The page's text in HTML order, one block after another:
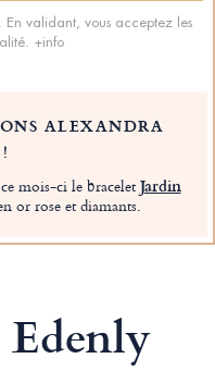
En validant, vous acceptez les
+info
ALEXANDRA
!
mois-ci le braceletJardin
or rose et diamants.